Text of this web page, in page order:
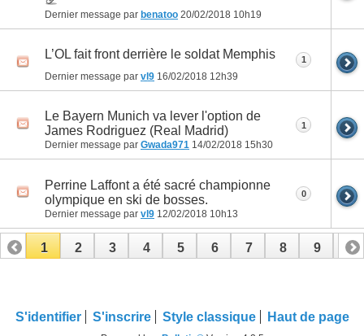
Dernier message par benatoo 20/02/2018 10h19
L’OL fait front derrière le soldat Memphis
Dernier message par vl9 16/02/2018 12h39
1
Le Bayern Munich va lever l'option de
James Rodriguez (Real Madrid)
Dernier message par Gwada971 14/02/2018 15h30
1
Perrine Laffont a été sacré championne
olympique en ski de bosses.
Dernier message par vl9 12/02/2018 10h13
0
1 2 3 4 5 6 7 8 9 10
S'identifier S'inscrire Style classique Haut de page